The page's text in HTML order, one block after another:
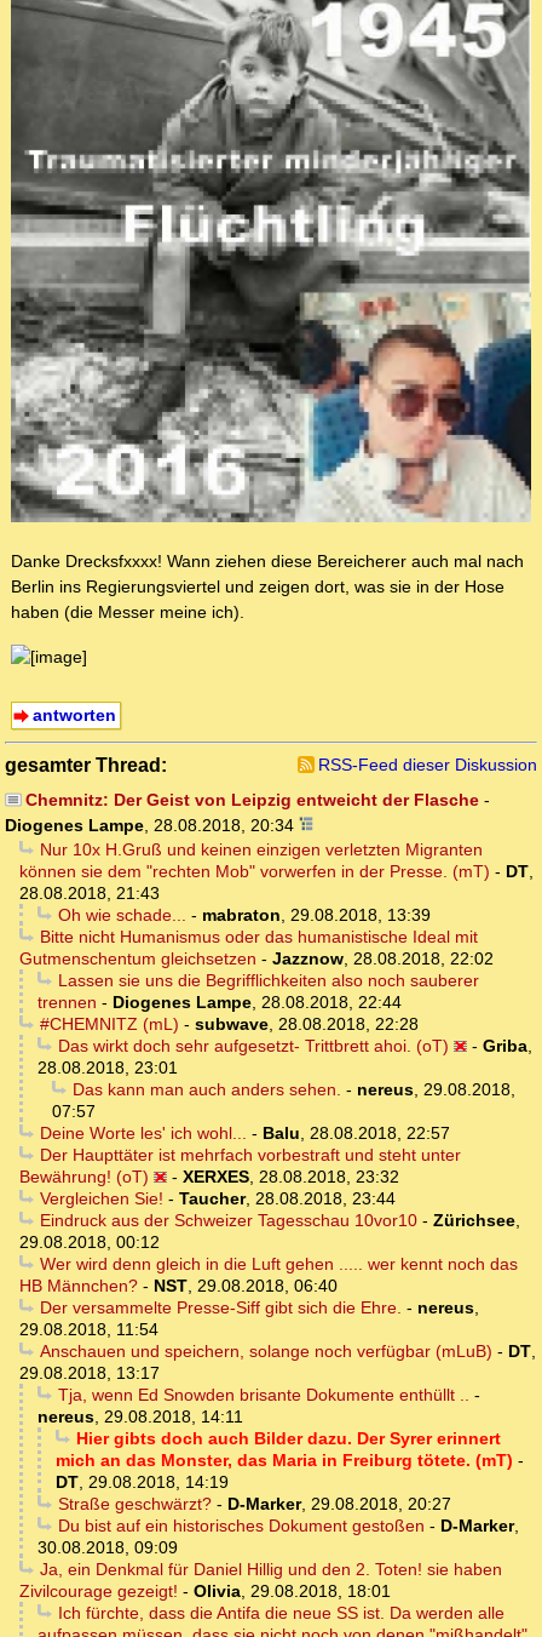
Danke Drecksfxxxx! Wann ziehen diese Bereicherer auch mal nach
Berlin ins Regierungsviertel und zeigen dort, was sie in der Hose
haben (die Messer meine ich).
antworten
gesamter Thread:
RSS-Feed dieser Diskussion
Chemnitz: Der Geist von Leipzig entweicht der Flasche-
Diogenes Lampe 28.08.2018, 20:34
Nur 10x H.Gruß und keinen einzigen verletzten Migranten
können sie dem "rechten Mob" vorwerfen in der Presse. (mT) - DT
28.08.2018, 21:43
Oh wie schade...
- mabraton
29.08.2018, 13:39
Bitte nicht Humanismus oder das humanistische Ideal mit
Gutmenschentum gleichsetzen - Jazznow 28.08.2018, 22:02
Lassen sie uns die Begrifflichkeiten also noch sauberer
trennen - Diogenes Lampe 28.08.2018, 22:44
#CHEMNITZ (mL) - subwave, 28.08.2018, 22:28
Das wirkt doch sehr aufgesetzt- Trittbrett ahoi. (oT)
- Griba,
28.08.2018, 23:01
Das kann man auch anders sehen. - nereus, 29.08.2018,
07:57
Deine Worte les' ich wohl...
- Balu
28.08.2018, 22:57
Der Haupttäter ist mehrfach vorbestraft und steht unter
Bewährung! (oT)
- XERXES 28.08.2018, 23:32
Vergleichen Sie! - Taucher, 28.08.2018, 23:44
Eindruck aus der Schweizer Tagesschau 10vor10- Zürichsee,
29.08.2018, 00:12
Wer wird denn gleich in die Luft gehen ..... wer kennt noch das
HB Männchen? - NST 29.08.2018, 06:40
Der versammelte Presse-Siff gibt sich die Ehre. - nereus,
29.08.2018, 11:54
Anschauen und speichern, solange noch verfügbar (mLuB) - DT,
29.08.2018, 13:17
Tja, wenn Ed Snowden brisante Dokumente enthüllt ..
-
nereus 29.08.2018, 14:11
Hier gibts doch auch Bilder dazu. Der Syrer erinnert
mich an das Monster, das Maria in Freiburg tötete. (mT) -
DT 29.08.2018, 14:19
Straße geschwärzt?- D-Marker, 29.08.2018, 20:27
Du bist auf ein historisches Dokument gestoßen - D-Marker,
30.08.2018, 09:09
Ja, ein Denkmal für Daniel Hillig und den 2. Toten! sie haben
Zivilcourage gezeigt! - Olivia 29.08.2018, 18:01
Ich fürchte, dass die Antifa die neue SS ist. Da werden alle